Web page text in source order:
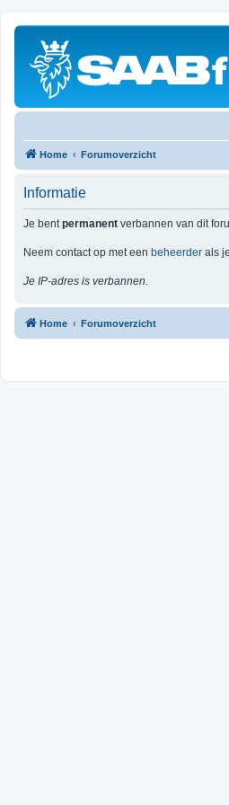
Home Forumoverzicht
Informatie
Je bentpermanent verbannen van dit
Neem contact op met een beheerder als
Je IP-adres is verbannen.
Home Forumoverzicht